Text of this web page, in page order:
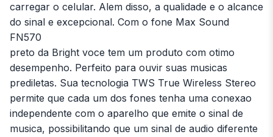
carregar o celular. Alem disso, a qualidade e o alcance
do sinal e excepcional. Com o fone Max Sound
FN570
preto da Bright voce tem um produto com otimo
desempenho. Perfeito para ouvir suas musicas
prediletas. Sua tecnologia TWS True Wireless Stereo
permite que cada um dos fones tenha uma conexao
independente com o aparelho que emite o sinal de
musica, possibilitando que um sinal de audio diferente